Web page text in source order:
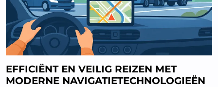
EFFICIËNT EN VEILIG REIZEN MET
MODERNE NAVIGATIETECHNOLOGIEËN